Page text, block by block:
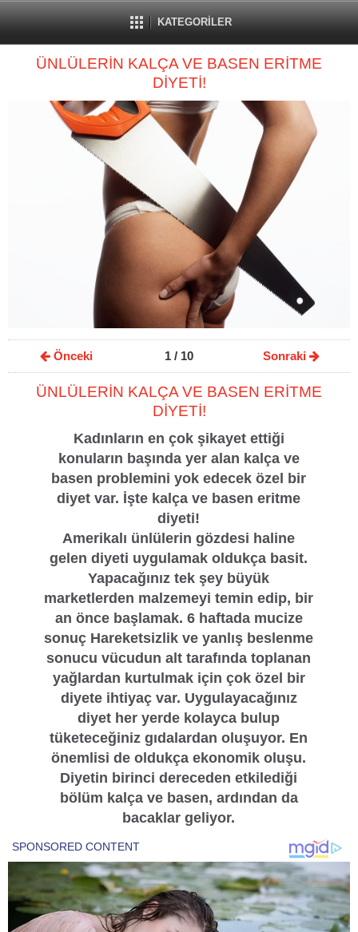
KATEGORİLER
ÜNLÜLERİN KALÇA VE BASEN ERİTME
DİYETİ!
Önceki 1/ 10 Sonraki
ÜNLÜLERİN KALÇA VE BASEN ERİTME
DİYETİ!
Kadınların en çok şikayet ettiği
konuların başında yer alan kalça ve
basen problemini yok edecek özel bir
diyet var. İşte kalça ve basen eritme
diyeti!
Amerikalı ünlülerin gözdesi haline
gelen diyeti uygulamak oldukça basit.
Yapacağınız tek şey büyük
marketlerden malzemeyi temin edip, bir
an önce başlamak. 6 haftada mucize
sonuç Hareketsizlik ve yanlış beslenme
sonucu vücudun alt tarafında toplanan
yağlardan kurtulmak için çok özel bir
diyete ihtiyaç var. Uygulayacağınız
diyet her yerde kolayca bulup
tüketeceğiniz gıdalardan oluşuyor. En
önemlisi de oldukça ekonomik oluşu.
Diyetin birinci dereceden etkilediği
bölüm kalça ve basen, ardından da
bacaklar geliyor.